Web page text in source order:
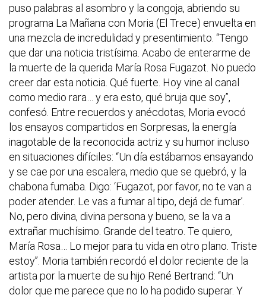
puso palabras al asombro y la congoja, abriendo su
programa La Mañana con Moria (El Trece) envuelta en
una mezcla de incredulidad y presentimiento. “Tengo
que dar una noticia tristísima. Acabo de enterarme de
la muerte de la querida María Rosa Fugazot. No puedo
creer dar esta noticia. Qué fuerte. Hoy vine al canal
como medio rara… y era esto, qué bruja que soy”,
confesó. Entre recuerdos y anécdotas, Moria evocó
los ensayos compartidos en Sorpresas, la energía
inagotable de la reconocida actriz y su humor incluso
en situaciones difíciles: “Un día estábamos ensayando
y se cae por una escalera, medio que se quebró, y la
chabona fumaba. Digo: ‘Fugazot, por favor, no te van a
poder atender. Le vas a fumar al tipo, dejá de fumar’.
No, pero divina, divina persona y bueno, se la va a
extrañar muchísimo. Grande del teatro. Te quiero,
María Rosa… Lo mejor para tu vida en otro plano. Triste
estoy”. Moria también recordó el dolor reciente de la
artista por la muerte de su hijo René Bertrand: “Un
dolor que me parece que no lo ha podido superar. Y